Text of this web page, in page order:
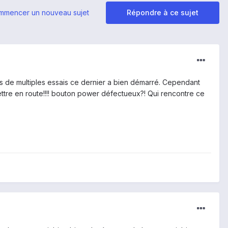
Répondre à ce sujet
un nouveau sujet
multiples essais ce dernier a bien démarré. Cependant
en route!!!! bouton power défectueux?! Qui rencontre ce